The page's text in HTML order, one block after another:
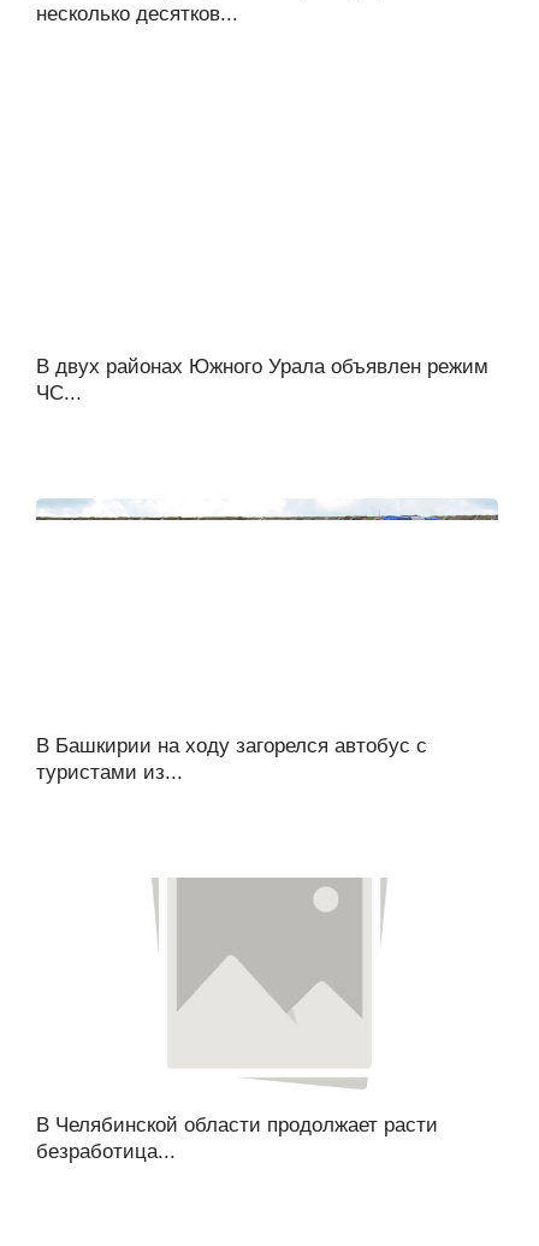
несколько десятков...
В двух районах Южного Урала объявлен режим
ЧС...
В Башкирии на ходу загорелся автобус с
туристами из...
В Челябинской области продолжает расти
безработица...